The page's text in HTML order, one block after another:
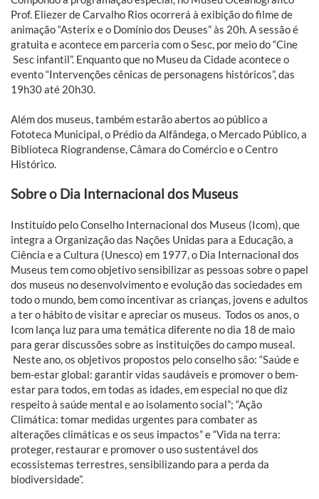
Prof. Eliezer de Carvalho Rios ocorrerá à exibição do filme de
animação “Asterix e o Domínio dos Deuses” às 20h. A sessão é
gratuita e acontece em parceria com o Sesc, por meio do “Cine
Sesc infantil”. Enquanto que no Museu da Cidade acontece o
evento “Intervenções cênicas de personagens históricos”, das
19h30 até 20h30.
Além dos museus, também estarão abertos ao público a
Fototeca Municipal, o Prédio da Alfândega, o Mercado Público, a
Biblioteca Riograndense, Câmara do Comércio e o Centro
Histórico.
Sobre o Dia Internacional dos Museus
Instituído pelo Conselho Internacional dos Museus (Icom), que
integra a Organização das Nações Unidas para a Educação, a
Ciência e a Cultura (Unesco) em 1977, o Dia Internacional dos
Museus tem como objetivo sensibilizar as pessoas sobre o papel
dos museus no desenvolvimento e evolução das sociedades em
todo o mundo, bem como incentivar as crianças, jovens e adultos
a ter o hábito de visitar e apreciar os museus. Todos os anos, o
Icom lança luz para uma temática diferente no dia 18 de maio
para gerar discussões sobre as instituições do campo museal.
Neste ano, os objetivos propostos pelo conselho são: “Saúde e
bem-estar global: garantir vidas saudáveis e promover o bem-
estar para todos, em todas as idades, em especial no que diz
respeito à saúde mental e ao isolamento social”; “Ação
Climática: tomar medidas urgentes para combater as
alterações climáticas e os seus impactos” e “Vida na terra:
proteger, restaurar e promover o uso sustentável dos
ecossistemas terrestres, sensibilizando para a perda da
biodiversidade”.